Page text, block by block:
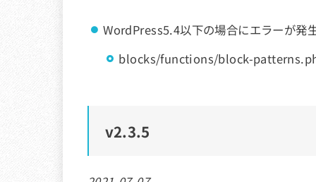
WordPress5.4以下の場合にエラーが発
blocks/functions/block-
v2.3.5